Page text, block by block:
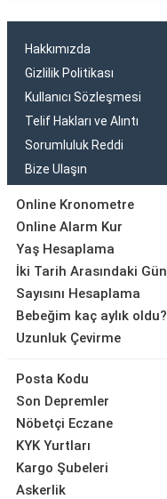
Hakkımızda
Gizlilik Politikası
Kullanıcı Sözleşmesi
Telif Hakları ve Alıntı
Sorumluluk Reddi
Bize Ulaşın
Online Kronometre
Online Alarm Kur
Yaş Hesaplama
İki Tarih Arasındaki Gün
Sayısını Hesaplama
Bebeğim kaç aylık oldu?
Uzunluk Çevirme
Posta Kodu
Son Depremler
Nöbetçi Eczane
KYK Yurtları
Kargo Şubeleri
Askerlik